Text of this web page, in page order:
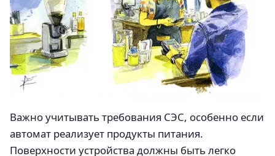
Важно учитывать требования СЭС, особенно если
автомат реализует продукты питания.
Поверхности устройства должны быть легко